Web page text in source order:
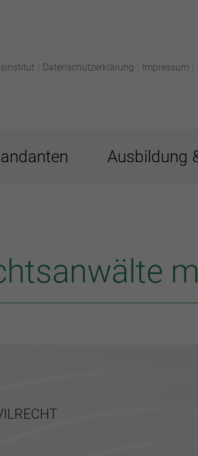
Datenschutzerklärung Impressum
Ausbildung